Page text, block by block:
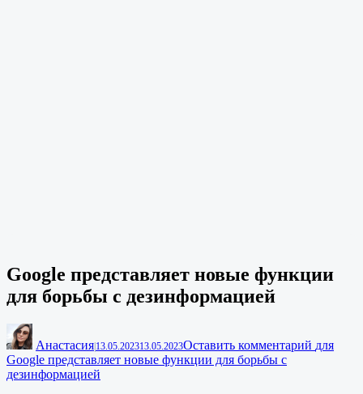
Google представляет новые функции
для борьбы с дезинформацией
Анастасия 13.05.202313.05.2023Оставить комментарий для
Google представляет новые функции для борьбы с
дезинформацией